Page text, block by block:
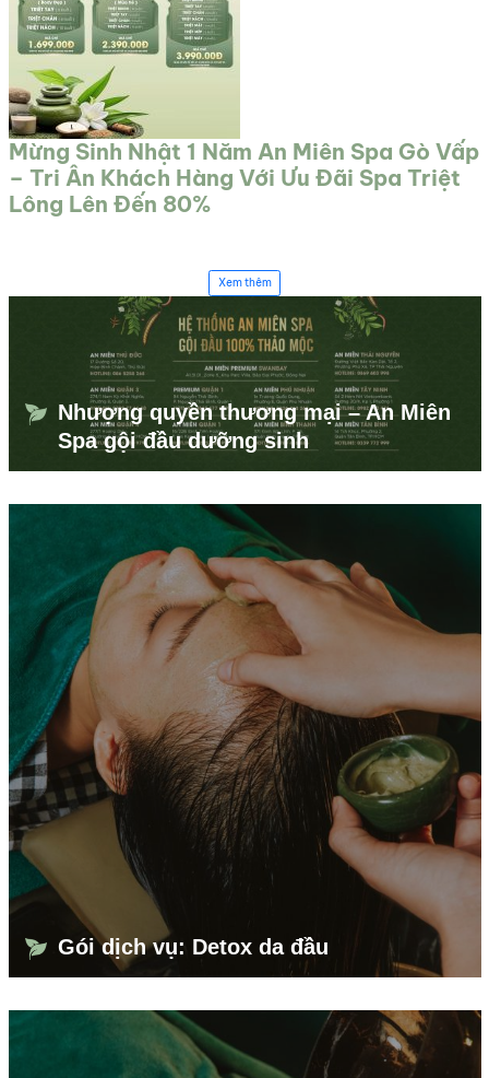
Mừng Sinh Nhật 1 Năm An Miên Spa Gò Vấp
– Tri Ân Khách Hàng Với Ưu Đãi Spa Triệt
Lông Lên Đến 80%
Xem thêm
Nhượng quyền thương mại – An Miên
Spa gội đầu dưỡng sinh
Gói dịch vụ: Detox da đầu